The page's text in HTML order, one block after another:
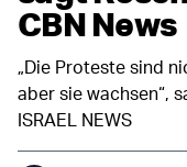
CBN News
„Die Proteste sind
aber sie wachsen“,
ISRAEL NEWS